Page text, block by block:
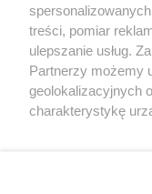
X
treści, pomiar
ulepszanie usług.
Partnerzy możemy
geolokalizacyjnych
charakterystykę
zmienić/wycofać